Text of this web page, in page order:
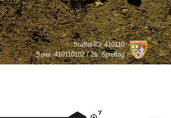
Staffel-ID:410110
Spiel:410110182 / 26. Spieltag
